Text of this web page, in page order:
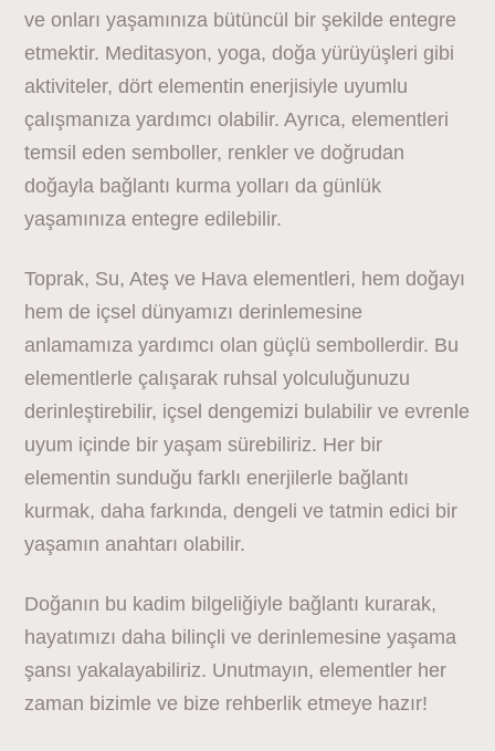
ve onları yaşamınıza bütüncül bir şekilde entegre
etmektir. Meditasyon, yoga, doğa yürüyüşleri gibi
aktiviteler, dört elementin enerjisiyle uyumlu
çalışmanıza yardımcı olabilir. Ayrıca, elementleri
temsil eden semboller, renkler ve doğrudan
doğayla bağlantı kurma yolları da günlük
yaşamınıza entegre edilebilir.
Toprak, Su, Ateş ve Hava elementleri, hem doğayı
hem de içsel dünyamızı derinlemesine
anlamamıza yardımcı olan güçlü sembollerdir. Bu
elementlerle çalışarak ruhsal yolculuğunuzu
derinleştirebilir, içsel dengemizi bulabilir ve evrenle
uyum içinde bir yaşam sürebiliriz. Her bir
elementin sunduğu farklı enerjilerle bağlantı
kurmak, daha farkında, dengeli ve tatmin edici bir
yaşamın anahtarı olabilir.
Doğanın bu kadim bilgeliğiyle bağlantı kurarak,
hayatımızı daha bilinçli ve derinlemesine yaşama
şansı yakalayabiliriz. Unutmayın, elementler her
zaman bizimle ve bize rehberlik etmeye hazır!